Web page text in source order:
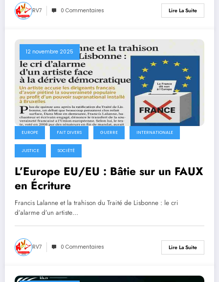
RV7 0 Commentaires Lire La Suite
12 novembre 2025
EUROPE FAIT DIVERS GUERRE INTERNATIONALE
JUSTICE SOCIÉTÉ
L’Europe EU/EU : Bâtie sur un FAUX
en Écriture
Francis Lalanne et la trahison du Traité de Lisbonne : le cri
d’alarme d’un artiste…
RV7 0 Commentaires Lire La Suite